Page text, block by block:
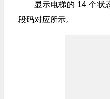
显示电梯的 14 个状
段码对应所示。